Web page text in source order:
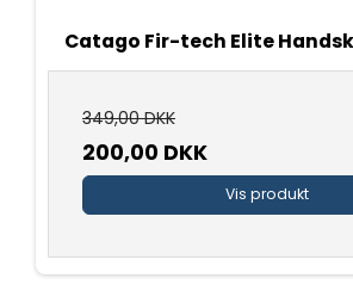
Catago Fir-tech Elite
349,00 DKK
200,00 DKK
Vis produkt